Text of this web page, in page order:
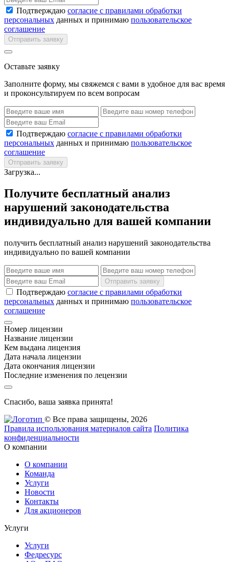
Подтверждаю согласие с правилами обработки
персональных данных и принимаю пользовательское
соглашение
Отправить заявку
Оставьте заявку
Заполните форму, мы свяжемся с вами в удобное для вас время
и проконсультируем по всем вопросам
Подтверждаю согласие с правилами обработки
персональных данных и принимаю пользовательское
соглашение
Отправить заявку
Загрузка...
Получите бесплатный анализ
нарушений законодательства
индивидуально для вашей компании
получить бесплатный анализ нарушений законодательства
индивидуально по вашей компании
Отправить заявку
Подтверждаю согласие с правилами обработки
персональных данных и принимаю пользовательское
соглашение
Номер лицензии
Название лицензии
Кем выдана лицензия
Дата начала лицензии
Дата окончания лицензии
Последние изменения по лецензии
Спасибо, ваша заявка принята!
© Все права защищены, 2026
Правила использования материалов сайта Политика
конфиденциальности
О компании
О компании
Команда
Услуги
Новости
Контакты
Для акционеров
Услуги
Услуги
Федресурс